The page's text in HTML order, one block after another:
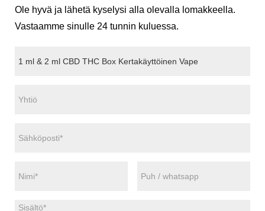
Ole hyvä ja lähetä kyselysi alla olevalla lomakkeella.
Vastaamme sinulle 24 tunnin kuluessa.